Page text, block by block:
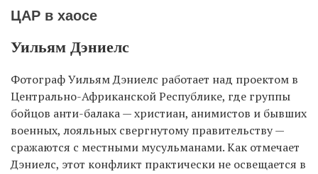
EN
UA
ЦАР в хаосе
Уильям Дэниелс
Фотограф Уильям Дэниелс работает над проектом в
Центрально-Африканской Республике, где группы
бойцов анти-балака — христиан, анимистов и бывших
военных, лояльных свергнутому правительству —
сражаются с местными мусульманами. Как отмечает
Дэниелс, этот конфликт практически не освещается в